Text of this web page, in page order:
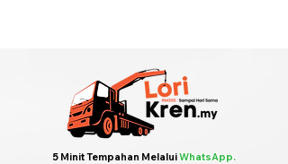
5 Minit Tempahan MelaluiWhatsApp.